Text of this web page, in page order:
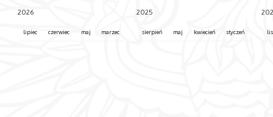
2026
lipiec czerwiec maj marzec
2025
sierpień maj kwiecień styczeń